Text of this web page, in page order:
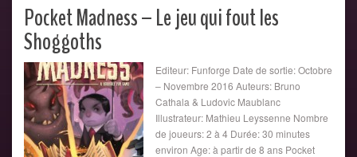
Pocket Madness – Le jeu qui fout les
Shoggoths
Editeur: Funforge Date de sortie: Octobre
– Novembre 2016 Auteurs: Bruno
Cathala & Ludovic Maublanc
Illustrateur: Mathieu Leyssenne Nombre
de joueurs: 2 à 4 Durée: 30 minutes
environ Age: à partir de 8 ans Pocket